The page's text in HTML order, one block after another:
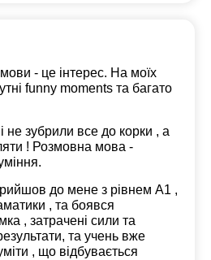
- це інтерес. На моїх
funny moments та багато
не зубрили все до корки , а
! Розмовна мова -
до мене з рівнем А1 ,
, та боявся
, затрачені сили та
та учень вже
, що відбувається